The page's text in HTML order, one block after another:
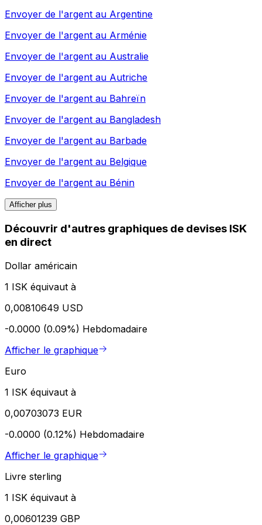
Envoyer de l'argent au Argentine
Envoyer de l'argent au Arménie
Envoyer de l'argent au Australie
Envoyer de l'argent au Autriche
Envoyer de l'argent au Bahreïn
Envoyer de l'argent au Bangladesh
Envoyer de l'argent au Barbade
Envoyer de l'argent au Belgique
Envoyer de l'argent au Bénin
Afficher plus
Découvrir d'autres graphiques de devises ISK
en direct
Dollar américain
1 ISK équivaut à
0,00810649 USD
-0.0000 (0.09%) Hebdomadaire
Afficher le graphique
Euro
1 ISK équivaut à
0,00703073 EUR
-0.0000 (0.12%) Hebdomadaire
Afficher le graphique
Livre sterling
1 ISK équivaut à
0,00601239 GBP